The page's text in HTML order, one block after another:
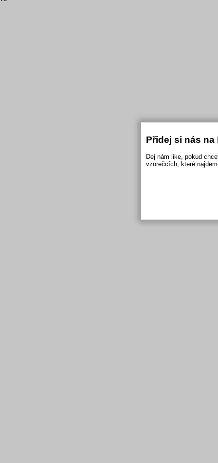
Přidej si nás na
Dej nám like, pokud
vzorečcích, které